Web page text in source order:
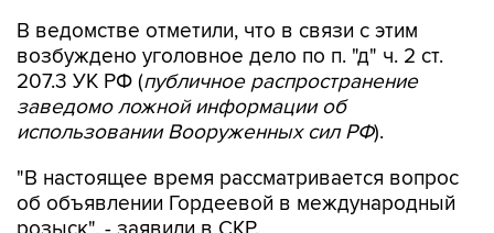
В ведомстве отметили, что в связи с этим
возбуждено уголовное дело по п. "д" ч. 2 ст.
207.3 УК РФ (публичное распространение
заведомо ложной информации об
использовании Вооруженных сил РФ).
"В настоящее время рассматривается вопрос
об объявлении Гордеевой в международный